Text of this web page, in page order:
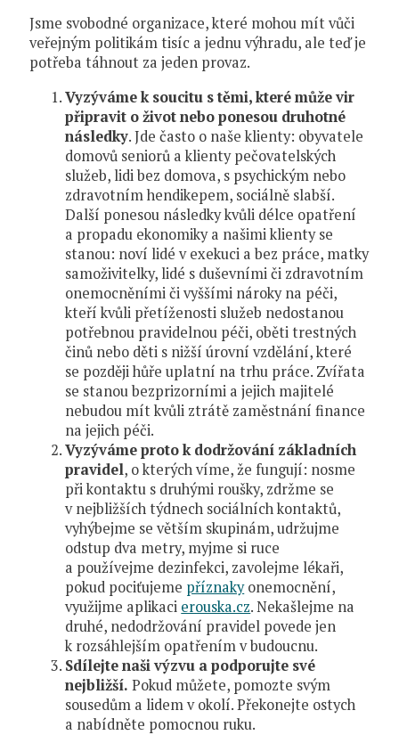
Jsme svobodné organizace, které mohou mít vůči
veřejným politikám tisíc a jednu výhradu, ale teď je
potřeba táhnout za jeden provaz.
Vyzýváme k soucitu s těmi, které může vir
připravit o život nebo ponesou druhotné
následky. Jde často o naše klienty: obyvatele
domovů seniorů a klienty pečovatelských
služeb, lidi bez domova, s psychickým nebo
zdravotním hendikepem, sociálně slabší.
Další ponesou následky kvůli délce opatření
a propadu ekonomiky a našimi klienty se
stanou: noví lidé v exekuci a bez práce, matky
samoživitelky, lidé s duševními či zdravotním
onemocněními či vyššími nároky na péči,
kteří kvůli přetíženosti služeb nedostanou
potřebnou pravidelnou péči, oběti trestných
činů nebo děti s nižší úrovní vzdělání, které
se později hůře uplatní na trhu práce. Zvířata
se stanou bezprizorními a jejich majitelé
nebudou mít kvůli ztrátě zaměstnání finance
na jejich péči.
Vyzýváme proto k dodržování základních
pravidel, o kterých víme, že fungují: nosme
při kontaktu s druhými roušky, zdržme se
v nejbližších týdnech sociálních kontaktů,
vyhýbejme se větším skupinám, udržujme
odstup dva metry, myjme si ruce
a používejme dezinfekci, zavolejme lékaři,
pokud pociťujeme příznakyonemocnění,
využijme aplikaci erouska.cz. Nekašlejme na
druhé, nedodržování pravidel povede jen
k rozsáhlejším opatřením v budoucnu.
Sdílejte naši výzvu apodporujte své
nejbližší. Pokud můžete, pomozte svým
sousedům a lidem v okolí. Překonejte ostych
a nabídněte pomocnou ruku.